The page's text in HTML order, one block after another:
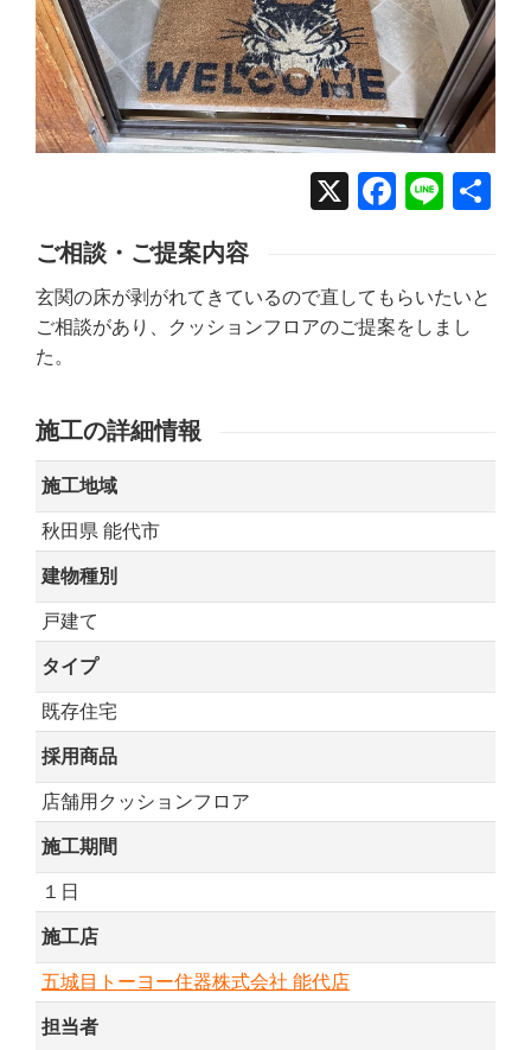
X Line
ご相談・ご提案内容
玄関の床が剥がれてきているので直してもらいたいと
ご相談があり、クッションフロアのご提案をしまし
た。
施工の詳細情報
施工地域
秋田県 能代市
建物種別
戸建て
タイプ
既存住宅
採用商品
店舗用クッションフロア
施工期間
１日
施工店
五城目トーヨー住器株式会社 能代店
担当者